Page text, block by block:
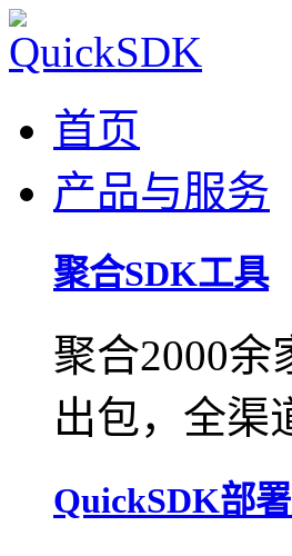
首页
产品与服务
聚合SDK工具
聚合2000
出包，全渠
QuickSDK部